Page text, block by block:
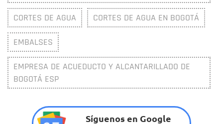
CORTES DE AGUA CORTES DE AGUA EN BOGOTÁ
EMBALSES
EMPRESA DE ACUEDUCTO Y ALCANTARILLADO DE
BOGOTÁ ESP
Síguenos en Google